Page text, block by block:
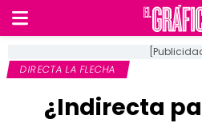
DIRECTA LA FLECHA
¿Indirecta